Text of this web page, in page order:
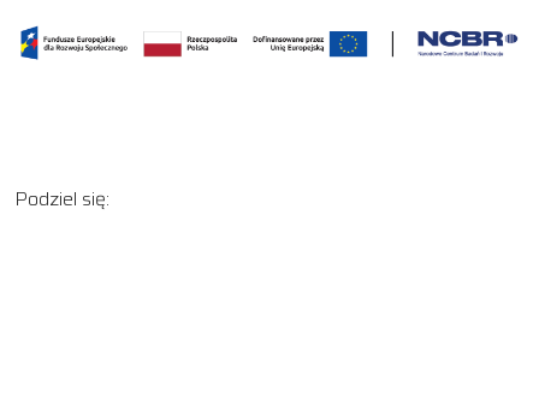
Podziel się: